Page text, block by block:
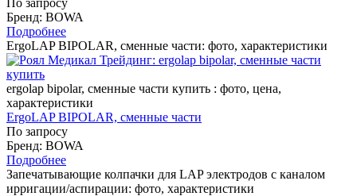
Бренд: BOWA
Подробнее
ErgoLAP BIPOLAR, сменные части: фото, характеристики
ergolap bipolar, сменные части купить : фото, цена,
характеристики
ErgoLAP BIPOLAR, сменные части
По запросу
Бренд: BOWA
Подробнее
Запечатывающие колпачки для LAP электродов с каналом
ирригации/аспирации: фото, характеристики